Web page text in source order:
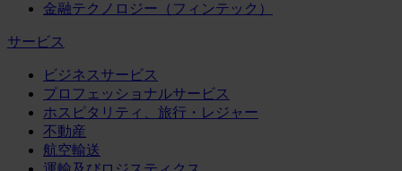
金融テクノロジー（フィンテック）
サービス
ビジネスサービス
プロフェッショナルサービス
ホスピタリティ、旅行・レジャー
不動産
航空輸送